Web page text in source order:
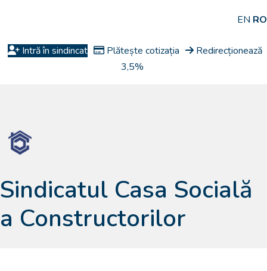
EN RO
Intră în sindincat Plătește cotizația
Redirecționează
3,5%
Sindicatul Casa Socială
a Constructorilor